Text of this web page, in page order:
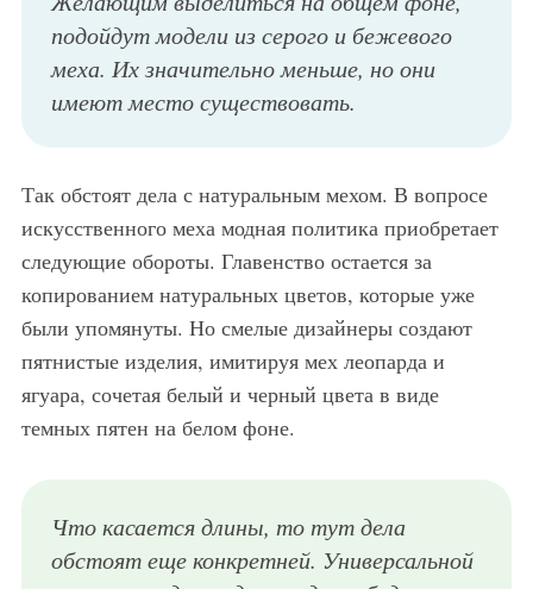
подойдут модели из серого и бежевого
меха. Их значительно меньше, но они
имеют место существовать.
Так обстоят дела с натуральным мехом. В вопросе
искусственного меха модная политика приобретает
следующие обороты. Главенство остается за
копированием натуральных цветов, которые уже
были упомянуты. Но смелые дизайнеры создают
пятнистые изделия, имитируя мех леопарда и
ягуара, сочетая белый и черный цвета в виде
темных пятен на белом фоне.
Что касается длины, то тут дела
обстоят еще конкретней. Универсальной